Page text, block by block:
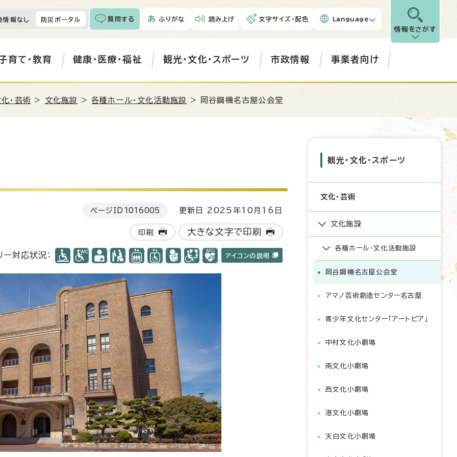
情報なし 防災ポータル 質問する ふりがな 読み上げ 文字サイズ・配色 Language
情報をさがす
育て・教育 健康・医療・福祉 観光・文化・スポーツ 市政情報 事業者向け
・芸術 > 文化施設 >各種ホール・文化活動施設 > 岡谷鋼機名古屋公会堂
ページID 1016005 更新日 2025年10月16日
印刷 大きな文字で印刷
ー対応状況： アイコンの説明
観光・文化・スポーツ
文化・芸術
文化施設
各種ホール・文化活動施設
岡谷鋼機名古屋公会堂
アマノ芸術創造センター名古屋
青少年文化センター「アートピア」
中村文化小劇場
南文化小劇場
西文化小劇場
港文化小劇場
天白文化小劇場